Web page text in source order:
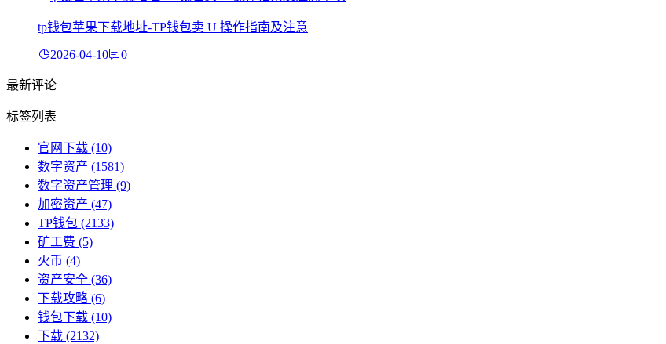
tp钱包苹果下载地址-TP钱包卖 U 操作指南及注意
2026-04-10 0
最新评论
标签列表
官网下载 (10)
数字资产 (1581)
数字资产管理 (9)
加密资产 (47)
TP钱包 (2133)
矿工费 (5)
火币 (4)
资产安全 (36)
下载攻略 (6)
钱包下载 (10)
下载 (2132)